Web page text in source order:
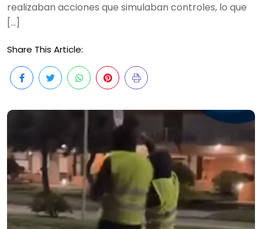
realizaban acciones que simulaban controles, lo que
[…]
Share This Article: